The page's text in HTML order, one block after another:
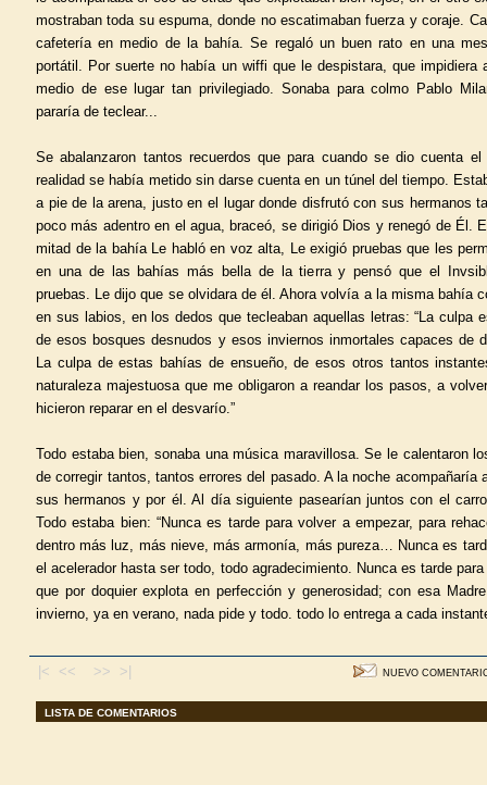
mostraban toda su espuma, donde no escatimaban fuerza y coraje.
cafetería en medio de la bahía. Se regaló un buen rato en una
portátil. Por suerte no había un wiffi que le despistara, que impidiera
medio de ese lugar tan privilegiado. Sonaba para colmo Pablo
pararía de teclear...
Se abalanzaron tantos recuerdos que para cuando se dio cuenta
realidad se había metido sin darse cuenta en un túnel del tiempo.
a pie de la arena, justo en el lugar donde disfrutó con sus hermanos
poco más adentro en el agua, braceó, se dirigió Dios y renegó de Él.
mitad de la bahía Le habló en voz alta, Le exigió pruebas que les
en una de las bahías más bella de la tierra y pensó que el
pruebas. Le dijo que se olvidara de él. Ahora volvía a la misma bahía
en sus labios, en los dedos que tecleaban aquellas letras: “La culpa
de esos bosques desnudos y esos inviernos inmortales capaces de
La culpa de estas bahías de ensueño, de esos otros tantos
naturaleza majestuosa que me obligaron a reandar los pasos, a
hicieron reparar en el desvarío.”
Todo estaba bien, sonaba una música maravillosa. Se le calentaron
de corregir tantos, tantos errores del pasado. A la noche acompañaría
sus hermanos y por él. Al día siguiente pasearían juntos con el
Todo estaba bien: “Nunca es tarde para volver a empezar, para
dentro más luz, más nieve, más armonía, más pureza… Nunca es
el acelerador hasta ser todo, todo agradecimiento. Nunca es tarde
que por doquier explota en perfección y generosidad; con esa
invierno, ya en verano, nada pide y todo. todo lo entrega a cada
|< << >> >| NUEVO
LISTA DE COMENTARIOS